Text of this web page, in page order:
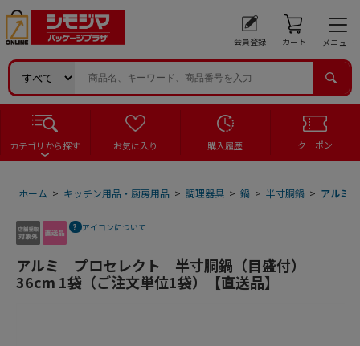
会員登録 カート メニュー
カテゴリから探す お気に入り 購入履歴 クーポン
ホーム > キッチン用品・厨房用品 > 調理器具 > 鍋 > 半寸胴鍋 > アルミ
アイコンについて
アルミ プロセレクト 半寸胴鍋（目盛付）
36cm 1袋（ご注文単位1袋）【直送品】